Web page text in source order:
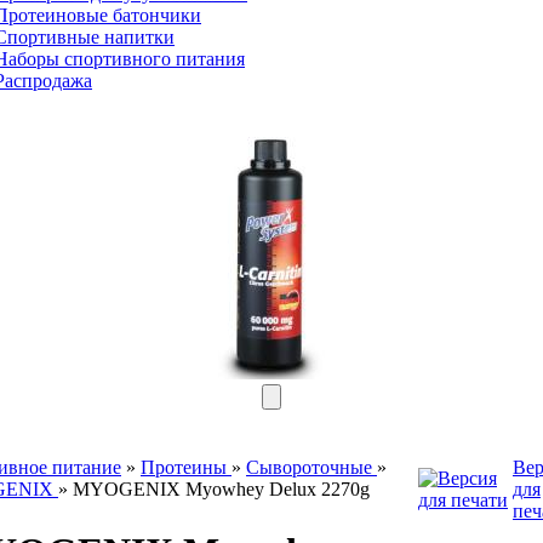
батончики
напитки
спортивного питания
питание » Протеины » Сывороточные »
» MYOGENIX Myowhey Delux 2270g
для